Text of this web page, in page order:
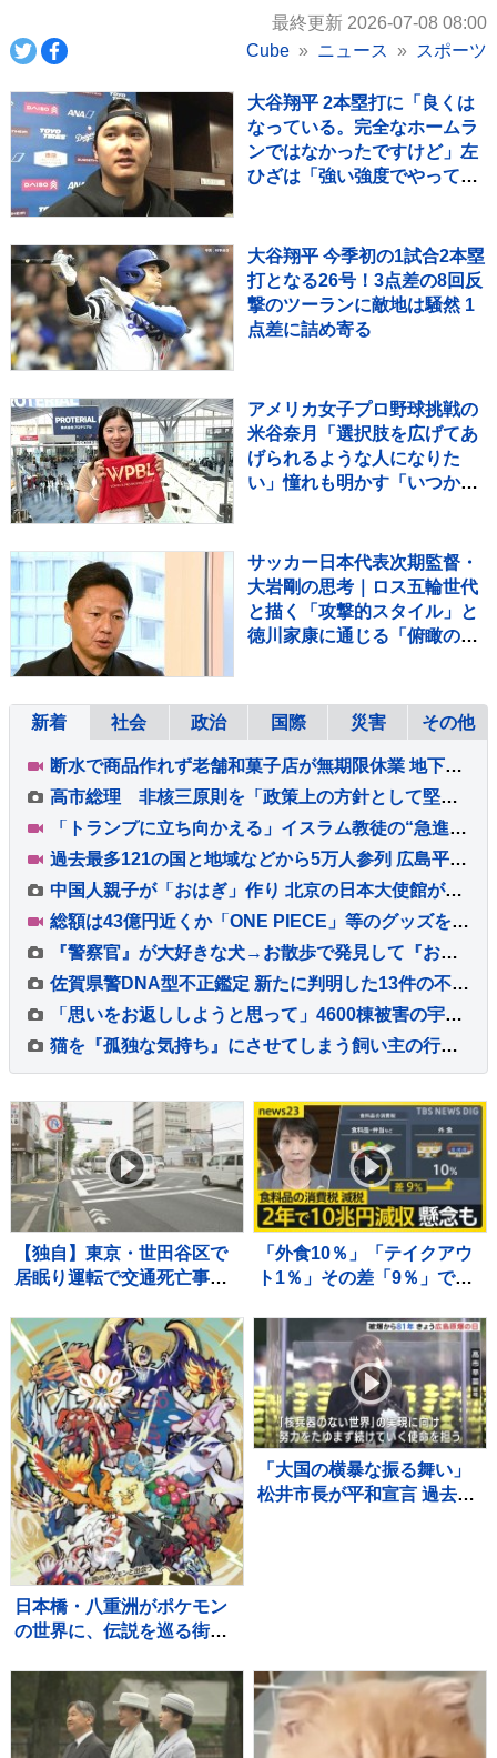
最終更新 2026-07-08 08:00
Cube
ニュース スポーツ
大谷翔平 2本塁打に「良くは
なっている。完全なホームラ
ンではなかったですけど」左
ひざは「強い強度でやって、
大谷翔平 今季初の1試合2本塁
打となる26号！3点差の8回反
撃のツーランに敵地は騒然 1
点差に詰め寄る
アメリカ女子プロ野球挑戦の
米谷奈月「選択肢を広げてあ
げられるような人になりた
い」憧れも明かす「いつかイ
サッカー日本代表次期監督・
大岩剛の思考｜ロス五輪世代
と描く「攻撃的スタイル」と
徳川家康に通じる「俯瞰の
新着 社会 政治 国際 災害 その他
断水で商品作れず老舗和菓子店が無期限休業 地下水豊富も地震直後に泥含み 熊本・氷川町の白玉屋新三郎【地震発生から10日目】
高市総理 非核三原則を「政策上の方針として堅持している」との認識重ねて示す
「トランプに立ち向かえる」イスラム教徒の“急進左派”候補が勝利確実に アメリカ・ミシガン州の民主党予備選挙
過去最多121の国と地域などから5万人参列 広島平和記念式典 松井市長「いつまで失望させ続けるのですか」 被爆者の高齢化進み、体験の継承が課題に
中国人親子が「おはぎ」作り 北京の日本大使館が和食イベント
総額は43億円近くか「ONE PIECE」等のグッズを大量に注文しキャンセル繰り返した偽計業務妨害の疑いで女（32）逮捕「日々の生活でストレスたまり」 警視庁
『警察官』が大好きな犬→お散歩で発見して『お仕事中に邪魔かな』と思っていたら…紳士すぎる『神対応』が63万再生「メロメロｗ」「可愛すぎ」
佐賀県警DNA型不正鑑定 新たに判明した13件の不正について元職員の被告を書類送検 警察庁実施の特別監察で判明
「思いをお返ししようと思って」4600棟被害の宇城市でボランティア活動始まる 10年前の被災者から支援の“恩返し” 熊本地震から10日目
猫を『孤独な気持ち』にさせてしまう飼い主の行動5選 避けるべき理由や適切な接し方とは
【独自】東京・世田谷区で
居眠り運転で交通死亡事故
（34）を書類送検 当時男
性は睡眠時無呼吸症候群 危
険運転致死疑いでも捜査
「外食10％」「テイクアウ
ト1％」その差「9％」であ
の消費税「2年間1％」の基
本方針を政府が閣議決定
【news23】
日本橋・八重洲がポケモン
の世界に、伝説を巡る街歩
「大国の横暴な振る舞い」
松井市長が平和宣言 過去最